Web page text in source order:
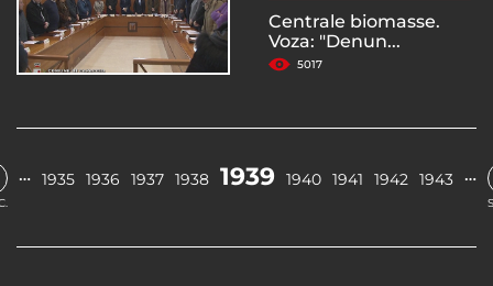
Centrale biomasse.
Voza: "Denun...
5017
… 1935 1936 1937 1938 1939 1940 1941 1942 1943 …